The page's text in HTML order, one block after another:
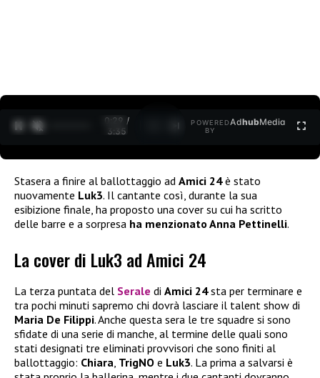
0:30 /
3:35
POWERED
BY
AdhubMedia
Stasera a finire al ballottaggio ad Amici 24è stato
nuovamente Luk3. Il cantante così, durante la sua
esibizione finale, ha proposto una cover su cui ha scritto
delle barre e a sorpresa ha menzionato Anna Pettinelli.
La cover di Luk3 ad Amici 24
La terza puntata del Serale di Amici 24sta per terminare e
tra pochi minuti sapremo chi dovrà lasciare il talent show di
Maria De Filippi. Anche questa sera le tre squadre si sono
sfidate di una serie di manche, al termine delle quali sono
stati designati tre eliminati provvisori che sono finiti al
ballottaggio: Chiara, TrigNO e Luk3. La prima a salvarsi è